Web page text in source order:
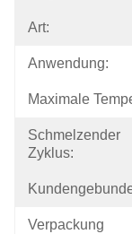
Art:
Anwendung:
Maximale
Schmelzender
Zyklus:
Verpackung